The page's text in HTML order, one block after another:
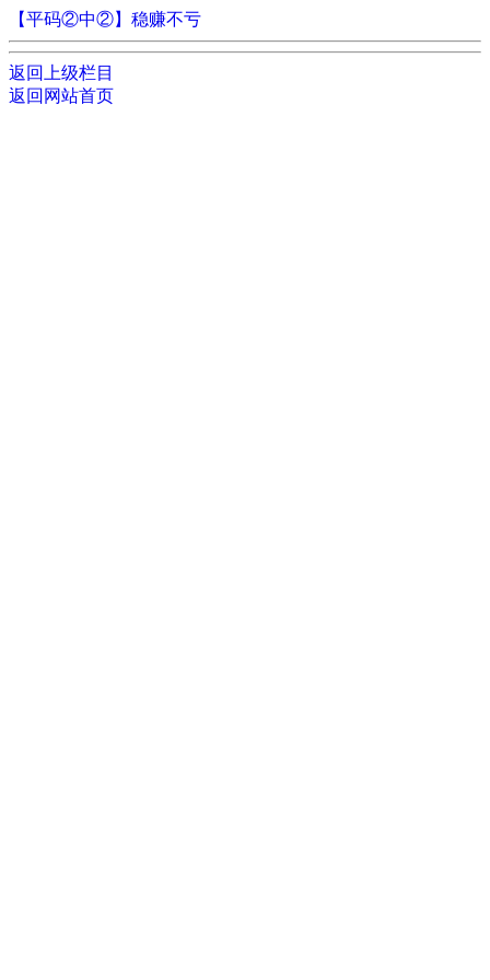
【平码②中②】稳赚不亏
返回上级栏目
返回网站首页